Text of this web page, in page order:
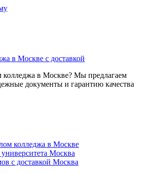
в Москве с доставкой
колледжа в Москве? Мы предлагаем
документы и гарантию качества
колледжа в Москве
Москва
с доставкой Москва